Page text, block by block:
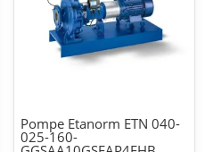
Pompe Etanorm ETN 040-
025-160-